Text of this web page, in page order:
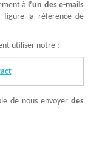
à l’un des e-mails
figure la référence de
utiliser notre :
de nous envoyer des